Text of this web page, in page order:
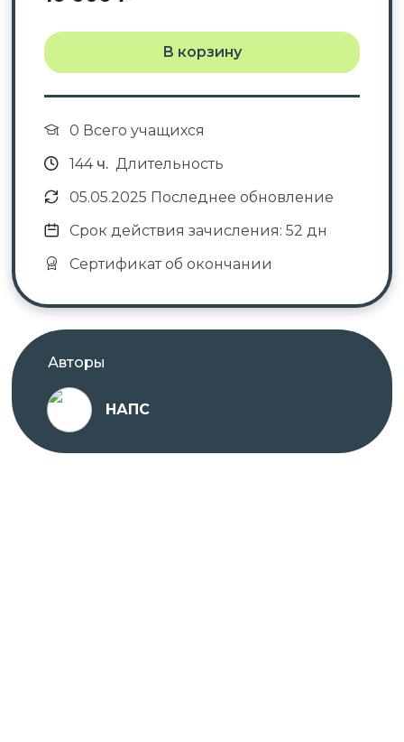
В корзину
0 Всего учащихся
144ч. Длительность
05.05.2025 Последнее обновление
Срок действия зачисления: 52 дн
Сертификат об окончании
Авторы
НАПС